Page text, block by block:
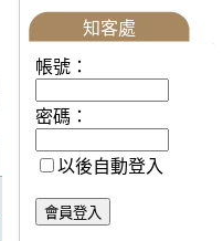
知客處
帳號：
密碼：
以後自動登入